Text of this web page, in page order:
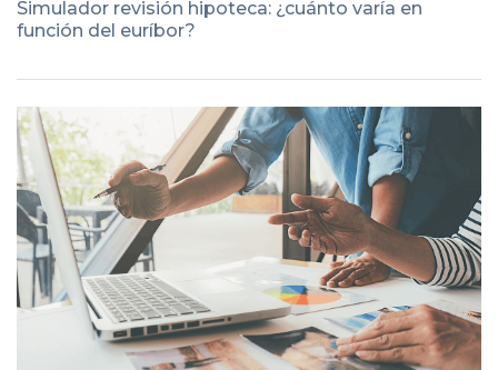
Simulador revisión hipoteca: ¿cuánto varía en
función del euríbor?